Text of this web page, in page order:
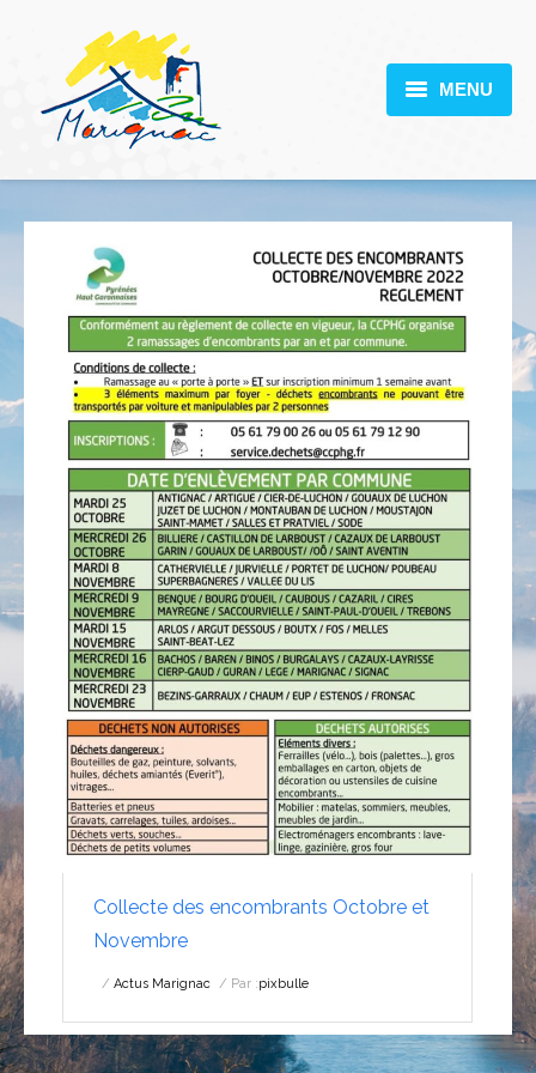
MENU
DÉCOUVERTE
VIE PRATIQUE
ACTUALITÉS
CONTACT
Collecte des encombrants Octobre et
Novembre
Actus Marignac Par :pixbulle